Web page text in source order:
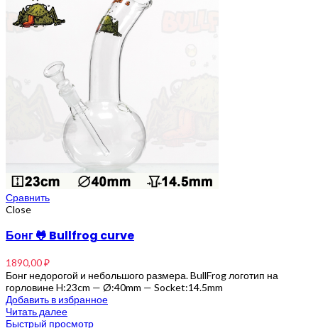
Сравнить
Close
Бонг 🐸 Bullfrog curve
1890,00₽
Бонг недорогой и небольшого размера. BullFrog логотип на
горловине H:23cm — Ø:40mm — Socket:14.5mm
Добавить в избранное
Читать далее
Быстрый просмотр